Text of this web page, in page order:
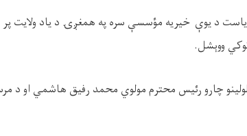
رياست د یوې خیریه مؤسسې سره په همغږۍ د یاد ولایت
ووېشل.
چارو رئیس محترم مولوي محمد رفیق هاشمي او د